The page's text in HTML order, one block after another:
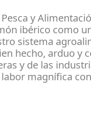
y
ibérico como
sistema
hecho, arduo y
y de las
magnífica